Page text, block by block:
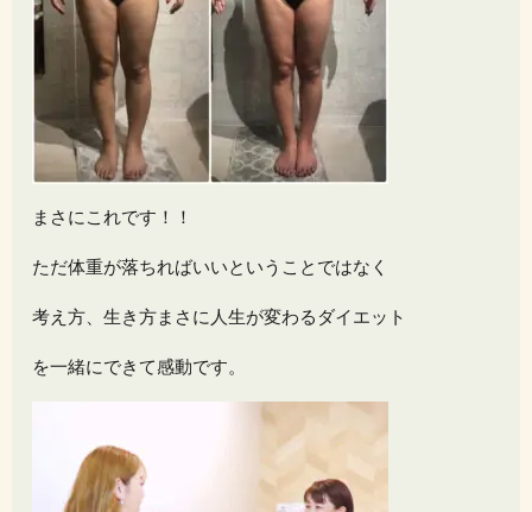
まさにこれです！！
ただ体重が落ちればいいということではなく
考え方、生き方まさに人生が変わるダイエット
を一緒にできて感動です。